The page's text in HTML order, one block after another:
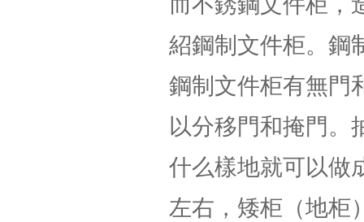
紹鋼制文件柜。鋼
鋼制文件柜有無門
以分移門和掩門。
什么樣地就可以做
左右，矮柜（地柜